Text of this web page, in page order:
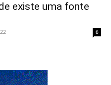
existe uma fonte
0